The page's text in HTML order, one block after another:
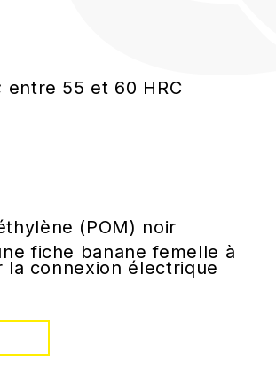
55 et 60 HRC
(POM) noir
fiche banane femelle à
la connexion électrique